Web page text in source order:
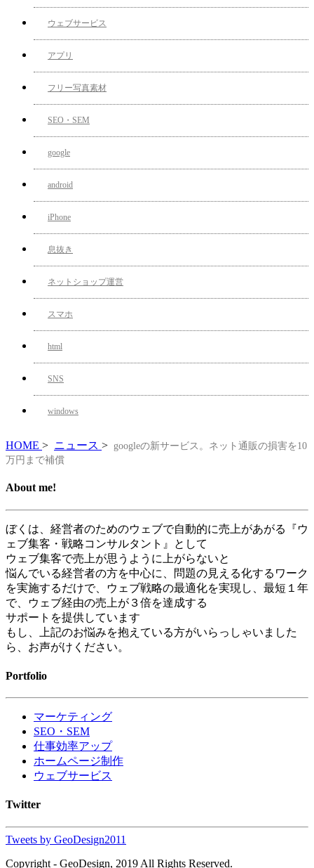
ウェブサービス
アプリ
フリー写真素材
SEO・SEM
google
android
iPhone
息抜き
ネットショップ運営
スマホ
html
SNS
windows
HOME > ニュース > googleの新サービス。ネット通販の損害を10
万円まで補償
About me!
ぼくは、経営者のためのウェブで自動的に売上があがる『ウ
ェブ集客・戦略コンサルタント』として
ウェブ集客で売上が思うように上がらないと
悩んでいる経営者の方を中心に、問題の見える化するワーク
を実施するだけで、ウェブ戦略の最適化を実現し、最短１年
で、ウェブ経由の売上が３倍を達成する
サポートを提供しています
もし、上記のお悩みを抱えている方がいらっしゃいました
ら、お声がけください。
Portfolio
マーケティング
SEO・SEM
仕事効率アップ
ホームページ制作
ウェブサービス
Twitter
Tweets by GeoDesign2011
Copyright - GeoDesign, 2019 All Rights Reserved.